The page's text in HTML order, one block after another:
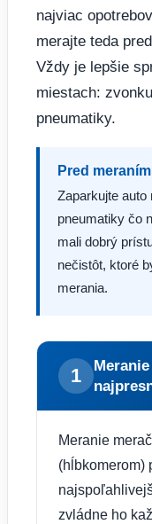
najviac
merajte teda
Vždy je lepšie
miestach:
pneumatiky.
Pred meraním
Zaparkujte auto
pneumatiky čo
mali dobrý
nečistôt, ktoré
merania.
1
Meranie
(hĺbkomerom)
zvládne ho